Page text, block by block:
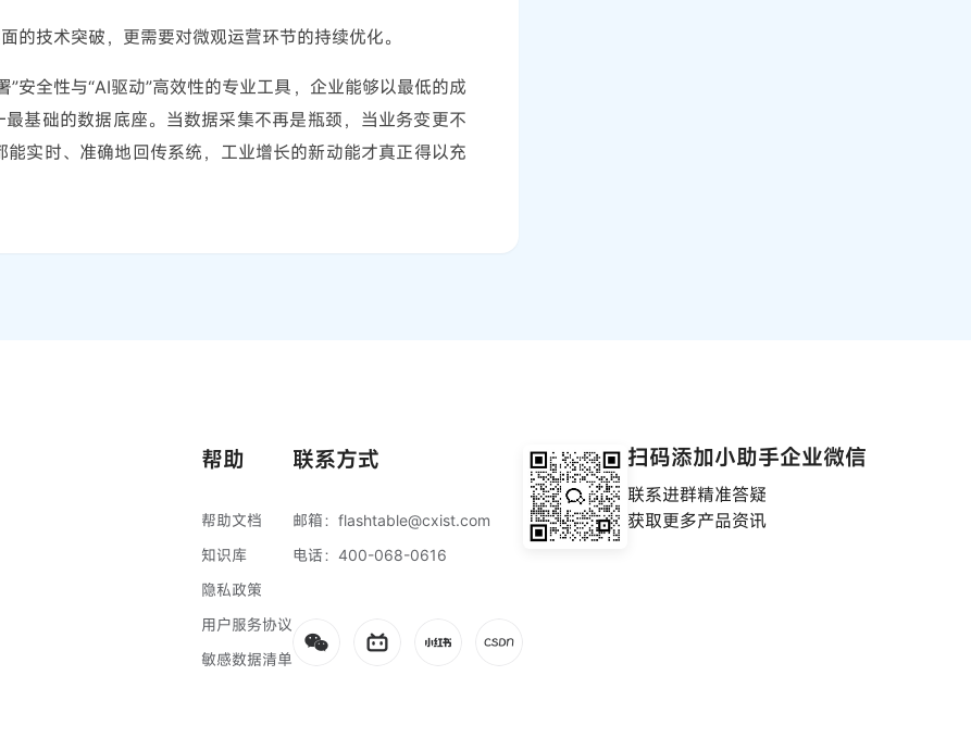
的技术突破，更需要对微观运营环节的持续优化。
安全性与“AI驱动”高效性的专业工具，企业能够以最低的成
基础的数据底座。当数据采集不再是瓶颈，当业务变更不
实时、准确地回传系统，工业增长的新动能才真正得以充
帮助
帮助文档
知识库
隐私政策
用户服务协议
敏感数据清单
联系方式
邮箱： flashtable@cxist.com
电话： 400-068-0616
扫码添加小助手企业微信
联系进群精准答疑
获取更多产品资讯